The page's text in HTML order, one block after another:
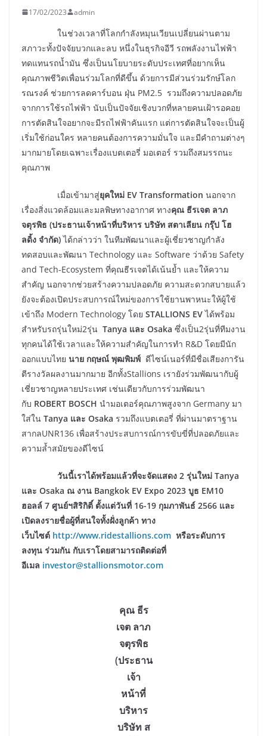
17/02/2023 admin
ในช่วงเวลาที่โลกกำลังหมุนเวียนเปลี่ยนผ่านตาม
สภาวะทั้งปัจจัยบวกและลบ หนึ่งในธุรกิจอีวี รถพลังงานไฟฟ้า
ทดแทนรถน้ำมัน ซึ่งเป็นนโยบายระดับประเทศที่อยากเห็น
คุณภาพชีวิตเพื่อนร่วมโลกที่ดีขึ้น ด้วยการมีส่วนร่วมรักษ์โลก
รณรงค์ ช่วยการลดคาร์บอน ฝุ่น PM2.5 รวมถึงความปลอดภัย
จากการใช้รถไฟฟ้า นับเป็นปัจจัยเชิงบวกที่หลายคนเฝ้ารอคอย
การตัดสินใจอยากจะมีรถไฟฟ้าคันแรก แต่การตัดสินใจจะเป็นผู้
เริ่มใช้ก่อนใคร หลายคนต้องการความมั่นใจ และมีคำถามต่างๆ
มากมายโดยเฉพาะเรื่องแบตเตอรี่ มอเตอร์ รวมถึงสมรรถนะ
คุณภาพ
เมื่อเข้ามาสู่ยุคใหม่ EV Transformation นอกจาก
เรื่องสิ่งแวดล้อมและมลพิษทางอากาศ ทางคุณ ธีรเจต ลาภ
จตุรพิธ (ประธานเจ้าหน้าที่บริหาร บริษัท สตาเลียน กรุ๊ป โฮ
ลดิ้ง จํากัด)ได้กล่าวว่า ในทีมพัฒนาและผู้เชี่ยวชาญกำลัง
ทดสอบและพัฒนา Technology และ Software ว่าด้วย Safety
and Tech-Ecosystem ที่คุณธีรเจตได้เน้นย้ำ และให้ความ
สำคัญ นอกจากช่วยสร้างความปลอดภัย ความสะดวกสบายแล้ว
ยังจะต้องเปิดประสบการณ์ใหม่ของการใช้ยานพาหนะให้ผู้ใช้
เข้าถึง Modern Technology โดย STALLIONS EVได้พร้อม
สำหรับรถรุ่นใหม่2รุ่น Tanya และ Osaka ซึ่งเป็น2รุ่นที่ทีมงาน
ทุกคนได้ใช้เวลาและให้ความสำคัญในการทำ R&D โดยมีนัก
ออกแบบไทย นาย กฤษณ์ พุฒพิมพ์ ดีไซน์เนอร์ที่มีชื่อเสียงการัน
ตีรางวัลผลงานมากมาย อีกทั้งStallions เรายังร่วมพัฒนากับผู้
เชี่ยวชาญหลายประเทศ เช่นเดียวกับการร่วมพัฒนา
กับ ROBERT BOSCH นำมอเตอร์คุณภาพสูงจาก Germany มา
ใส่ใน Tanya และ Osaka รวมถึงแบตเตอรี่ ที่ผ่านมาตราฐาน
สากลUNR136 เพื่อสร้างประสบการณ์การขับขี่ที่ปลอดภัยและ
ความล้ำสมัยของดีไซน์
วันนี้เราได้พร้อมแล้วที่จะจัดแสดง 2 รุ่นใหม่ Tanya
และ Osaka ณ งาน Bangkok EV Expo 2023 บูธ EM10
ฮอลล์ 7 ศูนย์ฯสิริกิติ์ ตั้งแต่วันที่ 16-19 กุมภาพันธ์ 2566 และ
เปิดลงรายชื่อผู้ที่สนใจทั้งฝั่งลูกค้า ทาง
เว็บไซต์ http://www.ridestallions.com หรือระดับการ
ลงทุน ร่วมกัน กับเราโดยสามารถติดต่อที่
อีเมล investor@stallionsmotor.com
คุณ ธีร
เจต ลาภ
จตุรพิธ
(ประธาน
เจ้า
หน้าที่
บริหาร
บริษัท ส